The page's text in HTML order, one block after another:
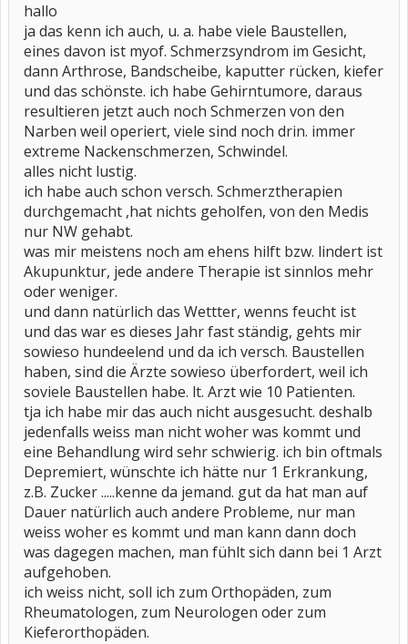
hallo
ja das kenn ich auch, u. a. habe viele Baustellen,
eines davon ist myof. Schmerzsyndrom im Gesicht,
dann Arthrose, Bandscheibe, kaputter rücken, kiefer
und das schönste. ich habe Gehirntumore, daraus
resultieren jetzt auch noch Schmerzen von den
Narben weil operiert, viele sind noch drin. immer
extreme Nackenschmerzen, Schwindel.
alles nicht lustig.
ich habe auch schon versch. Schmerztherapien
durchgemacht ,hat nichts geholfen, von den Medis
nur NW gehabt.
was mir meistens noch am ehens hilft bzw. lindert ist
Akupunktur, jede andere Therapie ist sinnlos mehr
oder weniger.
und dann natürlich das Wettter, wenns feucht ist
und das war es dieses Jahr fast ständig, gehts mir
sowieso hundeelend und da ich versch. Baustellen
haben, sind die Ärzte sowieso überfordert, weil ich
soviele Baustellen habe. lt. Arzt wie 10 Patienten.
tja ich habe mir das auch nicht ausgesucht. deshalb
jedenfalls weiss man nicht woher was kommt und
eine Behandlung wird sehr schwierig. ich bin oftmals
Depremiert, wünschte ich hätte nur 1 Erkrankung,
z.B. Zucker .....kenne da jemand. gut da hat man auf
Dauer natürlich auch andere Probleme, nur man
weiss woher es kommt und man kann dann doch
was dagegen machen, man fühlt sich dann bei 1 Arzt
aufgehoben.
ich weiss nicht, soll ich zum Orthopäden, zum
Rheumatologen, zum Neurologen oder zum
Kieferorthopäden.